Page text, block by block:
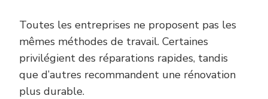
Toutes les entreprises ne proposent pas les
mêmes méthodes de travail. Certaines
privilégient des réparations rapides, tandis
que d’autres recommandent une rénovation
plus durable.